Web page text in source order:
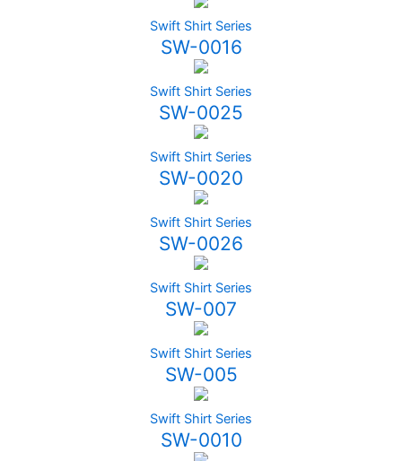
Swift Shirt Series
SW-0016
Swift Shirt Series
SW-0025
Swift Shirt Series
SW-0020
Swift Shirt Series
SW-0026
Swift Shirt Series
SW-007
Swift Shirt Series
SW-005
Swift Shirt Series
SW-0010